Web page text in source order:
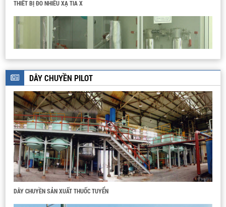
HỆ THIẾT BỊ CHƯNG CẤT DẦU THÔ
LÒ NUNG
DÂY CHUYỀN PILOT
DÂY CHUYỀN SẢN XUẤT THUỐC TUYỂN
DÂY CHUYỀN SẢN XUẤT BIODIESEL